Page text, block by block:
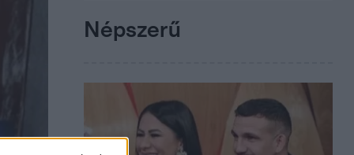
Népszerű